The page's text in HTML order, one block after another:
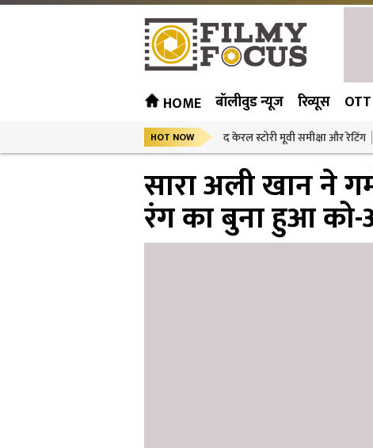
HOME बॉलीवुड न्यूज रिव्यूस OTT
HOT NOW द केरल स्टोरी मूवी समीक्षा और रेटिंग
सारा अली खान ने
रंग का बुना हुआ को-